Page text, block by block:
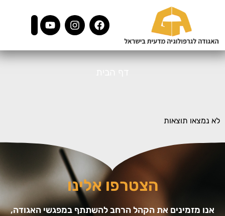
לא נמצאו תוצאות
הצטרפו אלינו
אנו מזמינים את הקהל הרחב להשתתף במפגשי האגודה,